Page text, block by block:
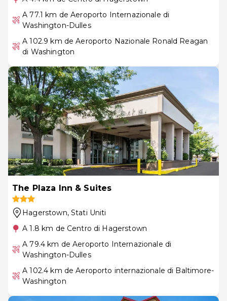
A 77.1 km de Aeroporto Internazionale di
Washington-Dulles
A 102.9 km de Aeroporto Nazionale Ronald Reagan
di Washington
The Plaza Inn & Suites
Hagerstown, Stati Uniti
A 1.8 km de Centro di Hagerstown
A 79.4 km de Aeroporto Internazionale di
Washington-Dulles
A 102.4 km de Aeroporto internazionale di Baltimore-
Washington